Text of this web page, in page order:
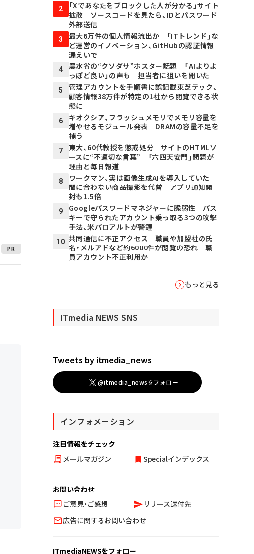
PR
2
「Xであなたをブロックした人が分かる」サイト
拡散 ソースコードを見たら、IDとパスワード
外部送信
3
最大6万件の個人情報流出か 「ITトレンド」な
ど運営のイノベーション、GitHubの認証情報
漏えいで
4
農水省の“クソダサ”ポスター話題 「AIよりよ
っぽど良い」の声も 担当者に狙いを聞いた
5
管理アカウントを手順書に誤記載――東芝テック、
顧客情報38万件が特定の1社から閲覧できる状
態に
6
キオクシア、フラッシュメモリでメモリ容量を
増やせるモジュール発表 DRAMの容量不足を
補う
7
東大、60代教授を懲戒処分 サイトのHTMLソ
ースに“不適切な言葉” 「六四天安門」問題が
理由と毎日報道
8
ワークマン、実は画像生成AIを導入していた
間に合わない商品撮影を代替 アプリ通知開
封も1.5倍
9
Googleパスワードマネジャーに脆弱性 パス
キーで守られたアカウント乗っ取る3つの攻撃
手法、米パロアルトが警鐘
10 共同通信に不正アクセス 職員や加盟社の氏
名・メルアドなど約6000件が閲覧の恐れ 職
員アカウント不正利用か
もっと見る
ITmedia NEWS SNS
Tweets by itmedia_news
@itmedia_newsをフォロー
インフォメーション
注目情報をチェック
メールマガジン
Specialインデックス
お問い合わせ
ご意見・ご感想
リリース送付先
広告に関するお問い合わせ
ITmediaNEWSをフォロー